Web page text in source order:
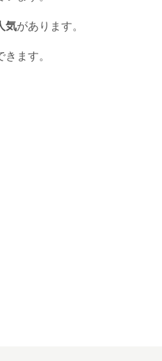
気があります。
きます。